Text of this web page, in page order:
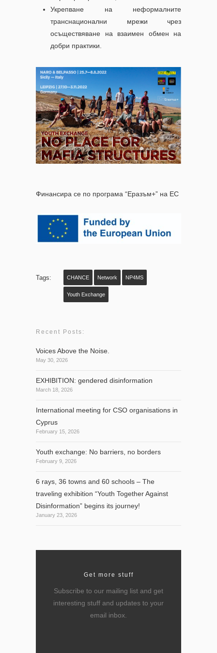
Укрепване на неформалните
транснационални мрежи чрез
осъществяване на взаимен обмен на
добри практики.
Финансира се по програма “Еразъм+” на ЕС
Tags: CHANCE Network NP4MS
Youth Exchange
Recent Posts:
Voices Above the Noise.
May 30, 2026
EXHIBITION: gendered disinformation
March 18, 2026
International meeting for CSO organisations in
Cyprus
February 15, 2026
Youth exchange: No barriers, no borders
February 9, 2026
6 rays, 36 towns and 60 schools – The
traveling exhibition “Youth Together Against
Disinformation” begins its journey!
January 23, 2026
Get more stuff
Subscribe to our mailing list and get
interesting stuff and updates to your
email inbox.